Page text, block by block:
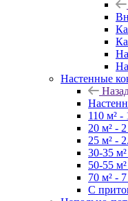
Настенные
110 м² -
20 м² -
25 м² -
30-35
50-55
70 м² -
С